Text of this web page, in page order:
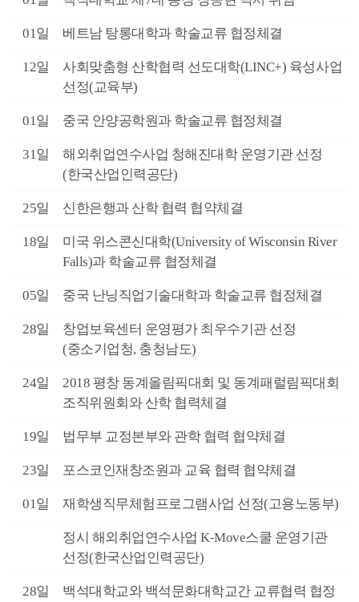
01일 베트남 탕롱대학과 학술교류 협정체결
12일
사회맞춤형 산학협력 선도대학(LINC+) 육성사업
선정(교육부)
01일 중국 안양공학원과 학술교류 협정체결
31일
해외취업연수사업 청해진대학 운영기관 선정
(한국산업인력공단)
25일 신한은행과 산학 협력 협약체결
18일
미국 위스콘신대학(University of Wisconsin River
Falls)과 학술교류 협정체결
05일 중국 난닝직업기술대학과 학술교류 협정체결
28일
창업보육센터 운영평가 최우수기관 선정
(중소기업청, 충청남도)
24일
2018 평창 동계올림픽대회 및 동계패럴림픽대회
조직위원회와 산학 협력체결
19일 법무부 교정본부와 관학 협력 협약체결
23일 포스코인재창조원과 교육 협력 협약체결
01일 재학생직무체험프로그램사업 선정(고용노동부)
정시 해외취업연수사업 K-Move스쿨 운영기관
선정(한국산업인력공단)
28일
백석대학교와 백석문화대학교간 교류협력 협정